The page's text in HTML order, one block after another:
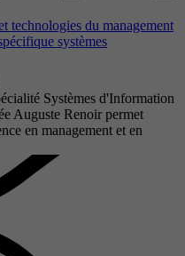
technologies du management
systèmes
Systèmes d'Information
Auguste Renoir permet
en management et en